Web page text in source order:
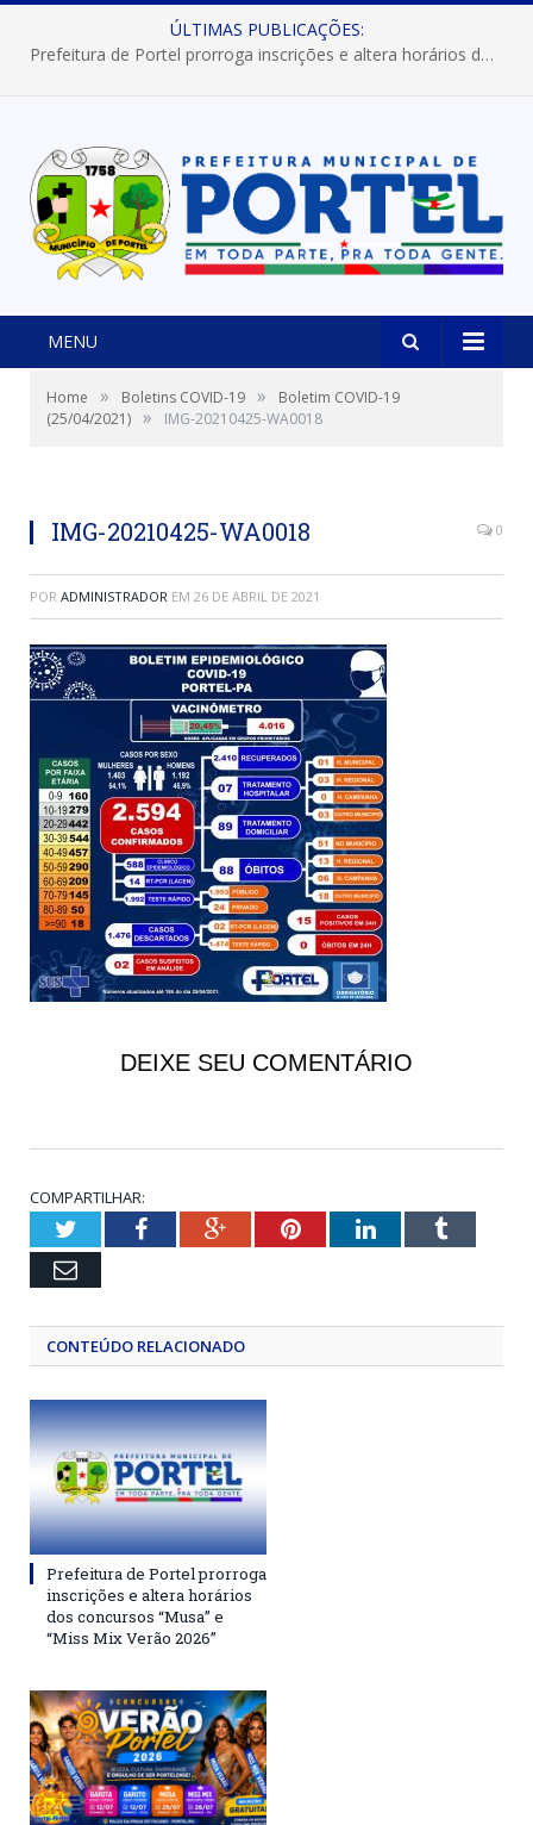
ÚLTIMAS PUBLICAÇÕES:
Prefeitura de Portel abre inscrições para concursos que elegerão os destaques do Verão 2026
MENU
Home » Boletins COVID-19 »
Boletim COVID-19
(25/04/2021) » IMG-20210425-WA0018
IMG-20210425-WA0018 0
POR ADMINISTRADOR EM 26 DE ABRIL DE 2021
DEIXE SEU COMENTÁRIO
COMPARTILHAR:
TwitterFacebookGoogle+PinterestLinkedInTumblr
Email
CONTEÚDO RELACIONADO
Prefeitura de Portel prorroga
inscrições e altera horários
dos concursos “Musa” e
“Miss Mix Verão 2026”